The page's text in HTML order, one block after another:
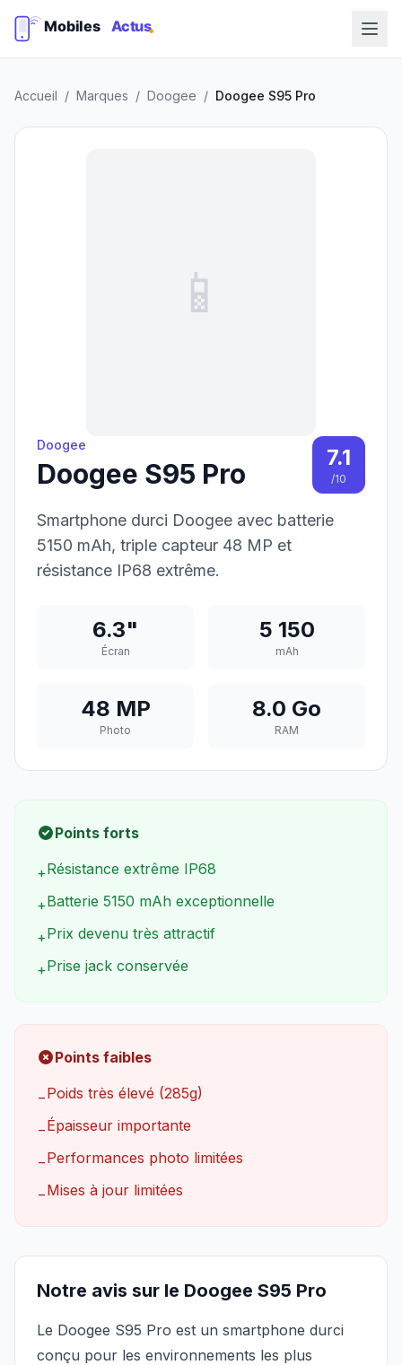
Accueil / Marques / Doogee / Doogee S95 Pro
📱
Doogee
Doogee S95 Pro
7.1
/10
Smartphone durci Doogee avec batterie
5150 mAh, triple capteur 48 MP et
résistance IP68 extrême.
6.3"
Écran
5 150
mAh
48 MP
Photo
8.0 Go
RAM
Points forts
+Résistance extrême IP68
+Batterie 5150 mAh exceptionnelle
+Prix devenu très attractif
+Prise jack conservée
Points faibles
−Poids très élevé (285g)
−Épaisseur importante
−Performances photo limitées
−Mises à jour limitées
Notre avis sur le Doogee S95 Pro
Le Doogee S95 Pro est un smartphone durci
conçu pour les environnements les plus